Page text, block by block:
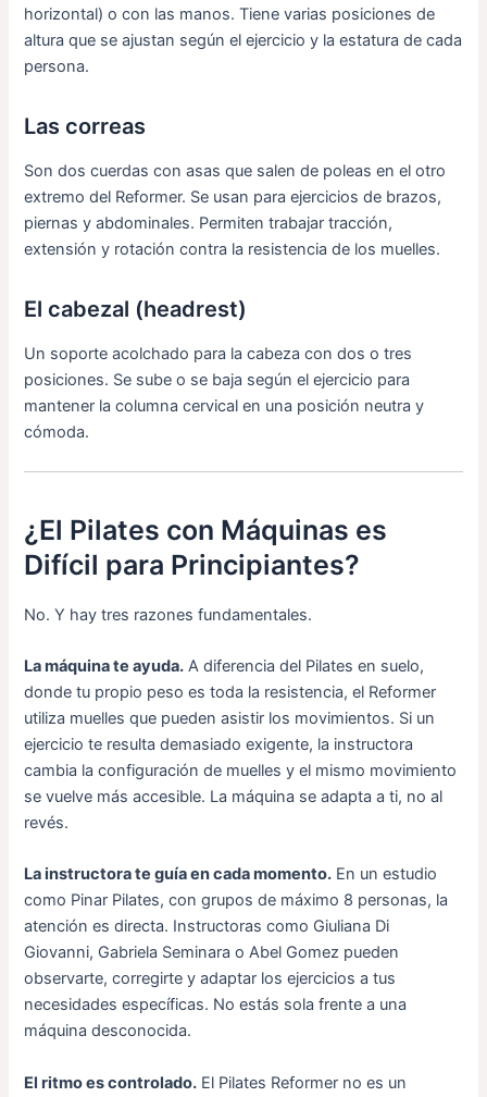
horizontal) o con las manos. Tiene varias posiciones de
altura que se ajustan según el ejercicio y la estatura de cada
persona.
Las correas
Son dos cuerdas con asas que salen de poleas en el otro
extremo del Reformer. Se usan para ejercicios de brazos,
piernas y abdominales. Permiten trabajar tracción,
extensión y rotación contra la resistencia de los muelles.
El cabezal (headrest)
Un soporte acolchado para la cabeza con dos o tres
posiciones. Se sube o se baja según el ejercicio para
mantener la columna cervical en una posición neutra y
cómoda.
¿El Pilates con Máquinas es
Difícil para Principiantes?
No. Y hay tres razones fundamentales.
La máquina te ayuda. A diferencia del Pilates en suelo,
donde tu propio peso es toda la resistencia, el Reformer
utiliza muelles que pueden asistir los movimientos. Si un
ejercicio te resulta demasiado exigente, la instructora
cambia la configuración de muelles y el mismo movimiento
se vuelve más accesible. La máquina se adapta a ti, no al
revés.
La instructora te guía en cada momento. En un estudio
como Pinar Pilates, con grupos de máximo 8 personas, la
atención es directa. Instructoras como Giuliana Di
Giovanni, Gabriela Seminara o Abel Gomez pueden
observarte, corregirte y adaptar los ejercicios a tus
necesidades específicas. No estás sola frente a una
máquina desconocida.
El ritmo es controlado. El Pilates Reformer no es un